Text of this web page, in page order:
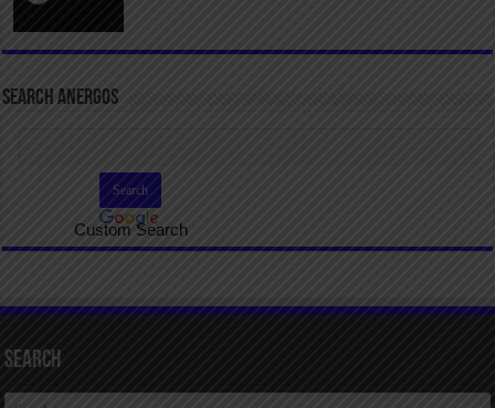
SEARCH ANERGOS
Custom Search
Search